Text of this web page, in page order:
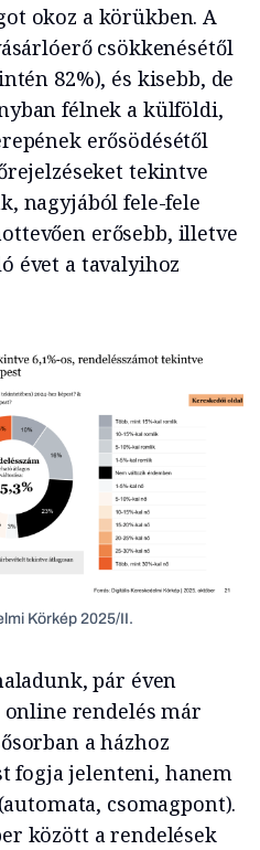
okoz a körükben. A
csökkenésétől
82%), és kisebb, de
félnek a külföldi,
erősödésétől
tekintve
nagyjából fele-fele
erősebb, illetve
évet a tavalyihoz
Körkép 2025/II.
pár éven
online rendelés már
a házhoz
fogja jelenteni, hanem
csomagpont).
között a rendelések